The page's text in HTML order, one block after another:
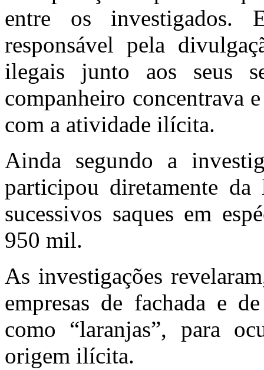
entre os investigados.
responsável pela
ilegais junto aos seus
companheiro concentrava
com a atividade ilícita.
Ainda segundo a
participou diretamente da
sucessivos saques em
950 mil.
As investigações
empresas de fachada e
como “laranjas”, para
origem ilícita.